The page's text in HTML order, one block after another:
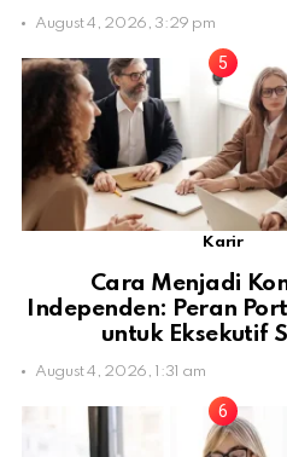
August 4, 2026, 3:29 pm
Karir
Cara Menjadi
Independen: Peran
untuk Eksekutif
August 4, 2026, 1:31 am